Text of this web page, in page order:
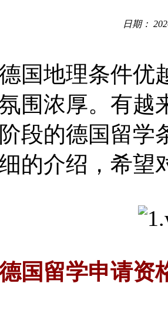
日期：
地理条件优
围浓厚。有越
段的德国留学
的介绍，希望
国留学申请资